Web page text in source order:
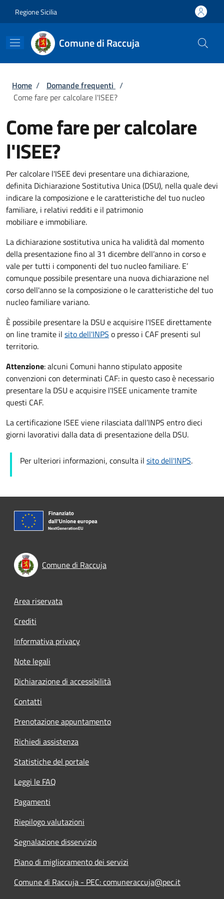
Regione Sicilia
Comune di Raccuja
Briciole di pane
Home / Domande frequenti /
Come fare per calcolare l'ISEE?
Come fare per calcolare
l'ISEE?
Per calcolare l'ISEE devi presentare una dichiarazione,
definita Dichiarazione Sostitutiva Unica (DSU), nella quale devi
indicare la composizione e le caratteristiche del tuo nucleo
familiare, i relativi redditi e il patrimonio
mobiliare e immobiliare.
La dichiarazione sostitutiva unica ha validità dal momento
della presentazione fino al 31 dicembre dell’anno in corso e
vale per tutti i componenti del tuo nucleo familiare. E’
comunque possibile presentare una nuova dichiarazione nel
corso dell'anno se la composizione o le caratteristiche del tuo
nucleo familiare variano.
È possibile presentare la DSU e acquisire l'ISEE direttamente
on line tramite il sito dell'INPS o presso i CAF presenti sul
territorio.
Attenzione: alcuni Comuni hanno stipulato apposite
convenzioni con determinati CAF: in questo caso è necessario
presentare la DSU e acquisire l'ISEE unicamente tramite
questi CAF.
La certificazione ISEE viene rilasciata dall’INPS entro dieci
giorni lavorativi dalla data di presentazione della DSU.
Per ulteriori informazioni, consulta il sito dell'INPS.
Comune di Raccuja
Footer menu
Area riservata
Crediti
Informativa privacy
Note legali
Dichiarazione di accessibilità
Contatti
Prenotazione appuntamento
Richiedi assistenza
Statistiche del portale
Leggi le FAQ
Pagamenti
Riepilogo valutazioni
Segnalazione disservizio
Piano di miglioramento dei servizi
Comune di Raccuja - PEC: comuneraccuja@pec.it